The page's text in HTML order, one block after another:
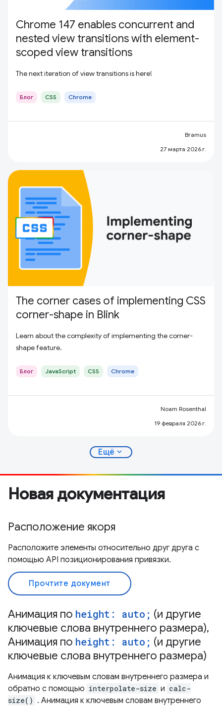
Chrome 147 enables concurrent and
nested view transitions with element-
scoped view transitions
The next iteration of view transitions is here!
Блог CSS Chrome
Bramus
27 марта 2026 г.
The corner cases of implementing CSS
corner-shape in Blink
Learn about the complexity of implementing the corner-
shape feature.
Блог JavaScript CSS Chrome
Noam Rosenthal
19 февраля 2026 г.
Ещё expand_more
Новая документация
Расположение якоря
Расположите элементы относительно друг друга с
помощью API позиционирования привязки.
Прочтите документ
Анимация по height: auto; (и другие
ключевые слова внутреннего размера),
Анимация по height: auto; (и другие
ключевые слова внутреннего размера)
Анимация к ключевым словам внутреннего размера и
обратно с помощью interpolate-size и calc-
size() . Анимация к ключевым словам внутреннего